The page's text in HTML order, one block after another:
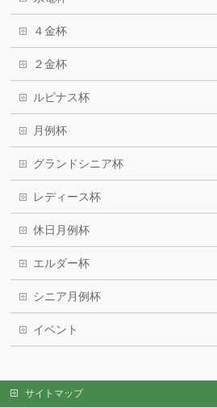
４金杯
２金杯
ルピナス杯
月例杯
グランドシニア杯
レディース杯
休日月例杯
エルダー杯
シニア月例杯
イベント
サイトマップ